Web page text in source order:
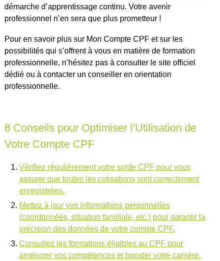
démarche d’apprentissage continu. Votre avenir
professionnel n’en sera que plus prometteur !
Pour en savoir plus sur Mon Compte CPF et sur les
possibilités qui s’offrent à vous en matière de formation
professionnelle, n’hésitez pas à consulter le site officiel
dédié ou à contacter un conseiller en orientation
professionnelle.
8 Conseils pour Optimiser l’Utilisation de
Votre Compte CPF
Vérifiez régulièrement votre solde CPF pour vous
assurer que toutes les cotisations sont correctement
enregistrées.
Mettez à jour vos informations personnelles
(coordonnées, situation familiale, etc.) pour garantir la
précision des données de votre compte CPF.
Consultez les formations éligibles au CPF pour
améliorer vos compétences et booster votre carrière.